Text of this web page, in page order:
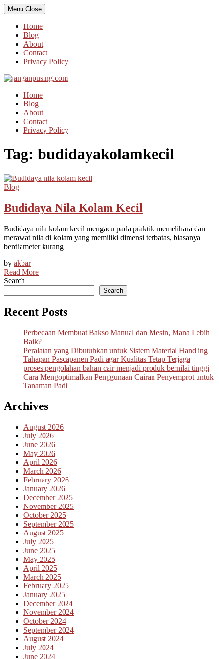
Skip
to
content
Menu Close
Home
Blog
About
Contact
Privacy Policy
Home
Blog
About
Contact
Privacy Policy
Tag: budidayakolamkecil
Blog
Budidaya Nila Kolam Kecil
Budidaya nila kolam kecil mengacu pada praktik memelihara dan
merawat nila di kolam yang memiliki dimensi terbatas, biasanya
berdiameter kurang
by akbar
Read More
Search
Search
Recent Posts
Perbedaan Membuat Bakso Manual dan Mesin, Mana Lebih
Baik?
Peralatan yang Dibutuhkan untuk Sistem Material Handling
Tahapan Pascapanen Padi agar Kualitas Tetap Terjaga
proses pengolahan bahan cair menjadi produk bernilai tinggi
Cara Mengoptimalkan Penggunaan Cairan Penyemprot untuk
Tanaman Padi
Archives
August 2026
July 2026
June 2026
May 2026
April 2026
March 2026
February 2026
January 2026
December 2025
November 2025
October 2025
September 2025
August 2025
July 2025
June 2025
May 2025
April 2025
March 2025
February 2025
January 2025
December 2024
November 2024
October 2024
September 2024
August 2024
July 2024
June 2024